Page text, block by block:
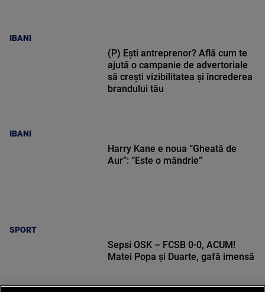
IBANI
IBANI
(P) Ești antreprenor? Află cum te
ajută o campanie de advertoriale
să crești vizibilitatea și încrederea
brandului tău
SPORT
Harry Kane e noua ”Gheată de
Aur”: ”Este o mândrie”
Sepsi OSK – FCSB 0-0, ACUM!
Matei Popa și Duarte, gafă imensă